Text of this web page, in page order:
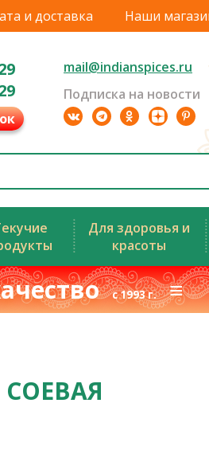
и доставка Наши
mail@indianspices.ru
Подписка на новости
Для здоровья и
красоты
с 1993 г.≡